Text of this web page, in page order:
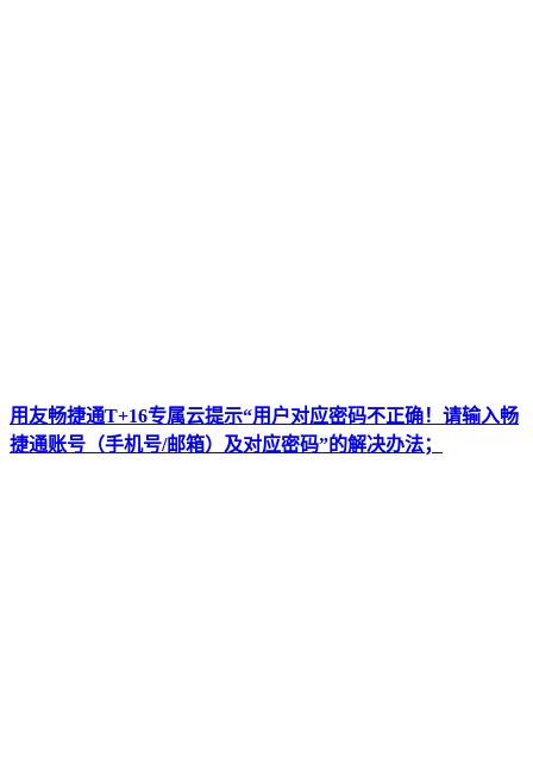
用友畅捷通T+16专属云提示“用户对应密码不正确！请输入畅
捷通账号（手机号/邮箱）及对应密码”的解决办法；